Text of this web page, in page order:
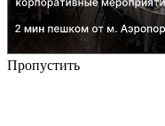
Пропустить